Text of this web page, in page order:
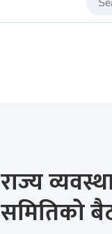
राज्य
समितिको